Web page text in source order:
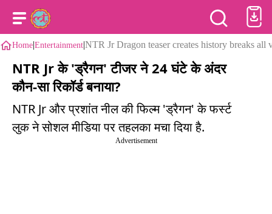
Home|Entertainment|NTR Jr Dragon teaser creates history breaks all
NTR Jr के 'ड्रैगन' टीजर ने 24 घंटे के अंदर
कौन-सा रिकॉर्ड बनाया?
NTR Jr और प्रशांत नील की फिल्म 'ड्रैगन' के फर्स्ट
लुक ने सोशल मीडिया पर तहलका मचा दिया है.
Advertisement